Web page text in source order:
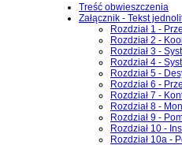
Treść obwieszczenia
Załącznik - Tekst
Rozdział 1 -
Rozdział 2 -
Rozdział 3 -
Rozdział 4 -
Rozdział 5 -
Rozdział 6 -
Rozdział 7 -
Rozdział 8 -
Rozdział 9 -
Rozdział 10 -
Rozdział 10a -